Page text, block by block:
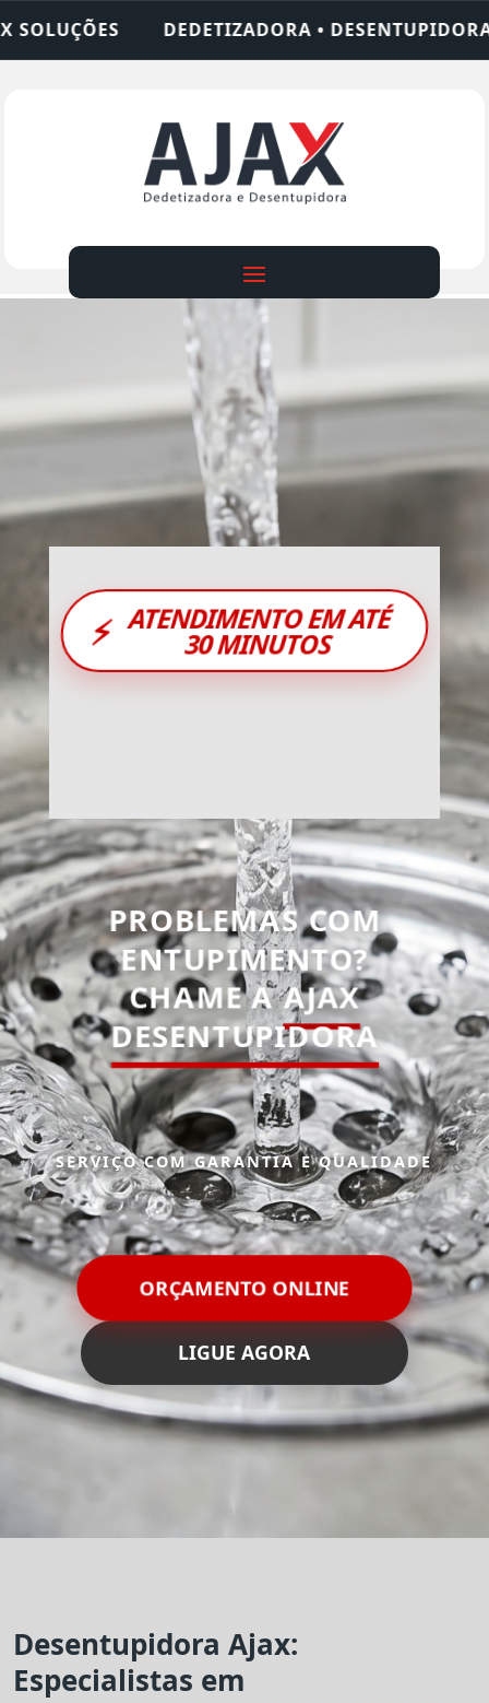
• DESENTUPIDORA • LIMPEZA DE FOSSA • 24
⚡ ATENDIMENTO EM ATÉ
30 MINUTOS
PROBLEMAS COM
ENTUPIMENTO?
CHAME AAJAX
DESENTUPIDORA
SERVIÇO COM GARANTIA E QUALIDADE
ORÇAMENTO ONLINE
LIGUE AGORA
Desentupidora Ajax:
Especialistas em